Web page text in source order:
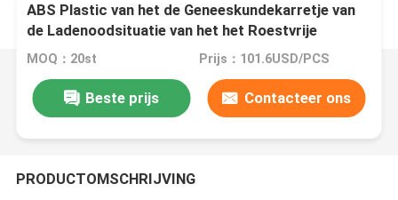
ABS Plastic van het de Geneeskundekarretje van
de Ladenoodsituatie van het het Roestvrije
staalkader Medische het Instrumentenkar
MOQ：20st Prijs：101.6USD/PCS
Beste prijs Contacteer ons
PRODUCTOMSCHRIJVING